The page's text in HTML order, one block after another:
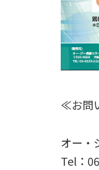
≪お問
オー・
Tel ：